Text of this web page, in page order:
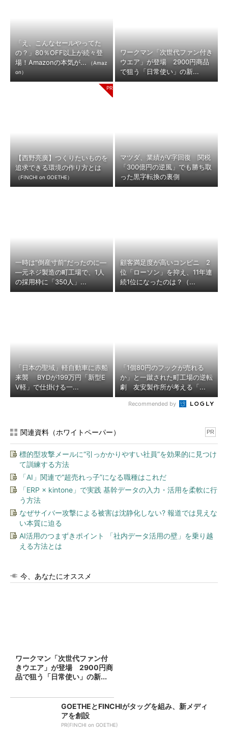
「え、こんなセールやってた
の？」80％OFF以上が続々登
場！Amazonの本気が...
（Amaz
on）
ワークマン「次世代ファン付き
ウエア」が登場 2900円商品
で狙う「日常使い」の新...
【西野亮廣】つくりたいものを
追求できる環境の作り方とは
（FINCHI on GOETHE）
マツダ、業績がV字回復 関税
「300億円の逆風」でも勝ち取
った黒字転換の裏側
一時は“倒産寸前”だったのに―
―元ネジ製造の町工場で、1人
の採用枠に「350人」...
顧客満足度が高いコンビニ 2
位「ローソン」を抑え、11年連
続1位になったのは？（...
「日本の聖域」軽自動車に赤船
来襲 BYDが199万円「新型E
V軽」で仕掛ける一...
「1個80円のフックが売れる
か」と一蹴された町工場の逆転
劇 友安製作所が考える「...
Recommended by
関連資料（ホワイトペーパー） PR
標的型攻撃メールに“引っかかりやすい社員”を効果的に見つけ
て訓練する方法
「AI」関連で“超売れっ子”になる職種はこれだ
「ERP × kintone」で実践 基幹データの入力・活用を柔軟に行
う方法
なぜサイバー攻撃による被害は沈静化しない? 報道では見えな
い本質に迫る
AI活用のつまずきポイント 「社内データ活用の壁」を乗り越
える方法とは
今、あなたにオススメ
ワークマン「次世代ファン付
きウエア」が登場 2900円商
品で狙う「日常使い」の新...
GOETHEとFINCHIがタッグを組み、新メディ
アを創設
PR(FINCHI on GOETHE)